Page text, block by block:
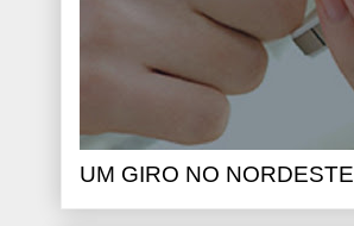
UM GIRO NO NORDESTE